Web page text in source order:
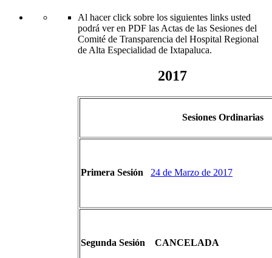
Al hacer click sobre los siguientes links usted
podrá ver en PDF las Actas de las Sesiones del
Comité de Transparencia del Hospital Regional
de Alta Especialidad de Ixtapaluca.
2017
Sesiones Ordinarias
Primera Sesión 24 de Marzo de 2017
Segunda Sesión CANCELADA